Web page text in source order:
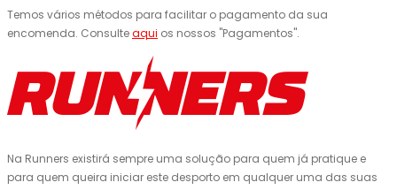
Temos vários métodos para facilitar o pagamento da sua
encomenda. Consulteaqui os nossos "Pagamentos".
Na Runners existirá sempre uma solução para quem já pratique e
para quem queira iniciar este desporto em qualquer uma das suas